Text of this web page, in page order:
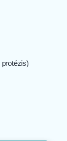
protézis)